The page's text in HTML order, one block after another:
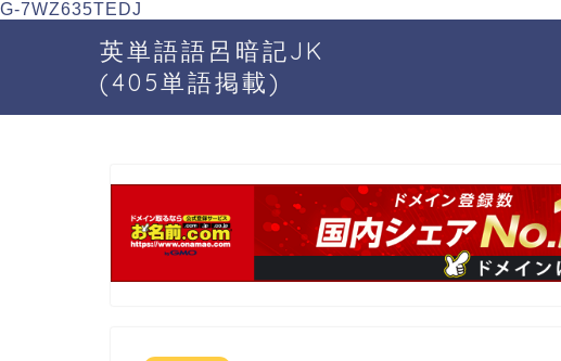
G-7WZ635TEDJ
英単語語呂暗記JK
(405単語掲載)